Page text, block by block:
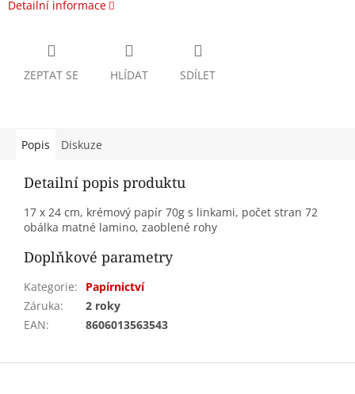
Detailní informace
ZEPTAT SE HLÍDAT SDÍLET
Popis Diskuze
Detailní popis produktu
17 x 24 cm, krémový papír 70g s linkami, počet stran 72
obálka matné lamino, zaoblené rohy
Doplňkové parametry
Kategorie:
Papírnictví
Záruka:
2 roky
EAN: 8606013563543
Z